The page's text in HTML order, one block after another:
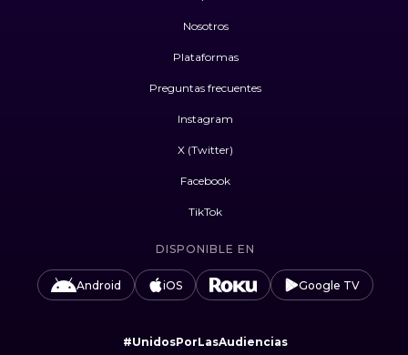
Nosotros
Plataformas
Preguntas frecuentes
Instagram
X (Twitter)
Facebook
TikTok
DISPONIBLE EN
Android iOS Google TV
#UnidosPorLasAudiencias